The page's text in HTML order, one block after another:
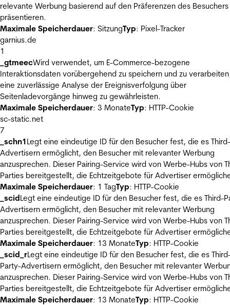
relevante Werbung basierend auf den Präferenzen des Besuchers
präsentieren.
Maximale Speicherdauer: SitzungTyp: Pixel-Tracker
garnius.de
1
_gtmeecWird verwendet, um E-Commerce-bezogene
Interaktionsdaten vorübergehend zu speichern und zu
eine zuverlässige Analyse der Ereignisverfolgung über
Seitenladevorgänge hinweg zu gewährleisten.
Maximale Speicherdauer: 3 MonateTyp: HTTP-Cookie
sc-static.net
7
_schn1Legt eine eindeutige ID für den Besucher fest, die es
Advertisern ermöglicht, den Besucher mit relevanter Werbung
anzusprechen. Dieser Pairing-Service wird von Werbe-Hubs von
Parties bereitgestellt, die Echtzeitgebote für Advertiser
Maximale Speicherdauer: 1 TagTyp: HTTP-Cookie
_scidLegt eine eindeutige ID für den Besucher fest, die es Third-
Advertisern ermöglicht, den Besucher mit relevanter Werbung
anzusprechen. Dieser Pairing-Service wird von Werbe-Hubs von
Parties bereitgestellt, die Echtzeitgebote für Advertiser
Maximale Speicherdauer: 13 MonateTyp: HTTP-Cookie
_scid_rLegt eine eindeutige ID für den Besucher fest, die es
Party-Advertisern ermöglicht, den Besucher mit relevanter
anzusprechen. Dieser Pairing-Service wird von Werbe-Hubs von
Parties bereitgestellt, die Echtzeitgebote für Advertiser
Maximale Speicherdauer: 13 MonateTyp: HTTP-Cookie